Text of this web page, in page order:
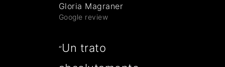
Gloria Magraner
Google review
“Un trato